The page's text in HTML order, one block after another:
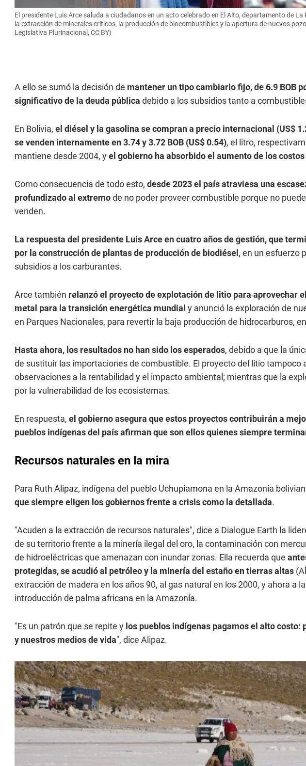
El presidente Luis Arce saluda a ciudadanos en un acto celebrado en El Alto, departamento de
la extracción de minerales críticos, la producción de biocombustibles y la apertura de nuevos
Legislativa Plurinacional, CC BY)
A ello se sumó la decisión de mantener un tipo cambiario fijo, de 6.9 BOB
significativo de la deuda pública debido a los subsidios tanto a
En Bolivia, el diésel y la gasolina se compran a precio internacional (US$
se venden internamente en 3.74 y 3.72 BOB (US$ 0.54), el litro,
mantiene desde 2004, yel gobierno ha absorbido el aumento de los
Como consecuencia de todo esto, desde 2023 el país atraviesa una
profundizado al extremode no poder proveer combustible porque no
venden.
La respuesta del presidente Luis Arce en cuatro años de gestión, que
por la construcción de plantas de producción de biodiésel , en un esfuerzo
subsidios a los carburantes.
Arce también relanzó el proyecto de explotación de litio para aprovechar
metal para la transición energética mundial y anunció la exploración de
en Parques Nacionales, para revertir la baja producción de hidrocarburos,
Hasta ahora, los resultados no han sido los esperados, debido a que la
de sustituir las importaciones de combustible. El proyecto del litio tampoco
observaciones a la rentabilidad y el impacto ambiental; mientras que la
por la vulnerabilidad de los ecosistemas.
En respuesta, el gobierno asegura que estos proyectos contribuirán a
pueblos indígenas del país afirman que son ellos quienes siempre
Recursos naturales en la mira
Para Ruth Alipaz, indígena del pueblo Uchupiamona en la Amazonía
que siempre eligen los gobiernos frente a crisis como la detallada.
"Acuden a la extracción de recursos naturales", dice a Dialogue Earth la
de su territorio frente a la minería ilegal del oro, la contaminación con
de hidroeléctricas que amenazan con inundar zonas. Ella recuerda que
protegidas, se acudió al petróleo y la minería del estaño en tierras altas
extracción de madera en los años 90, al gas natural en los 2000, y ahora a
introducción de palma africana en la Amazonía.
"Es un patrón que se repite y los pueblos indígenas pagamos el alto
y nuestros medios de vida", dice Alipaz.